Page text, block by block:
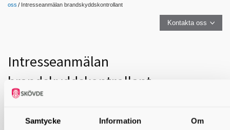
Samtycke Information Om
oss
Intresseanmälan brandskyddskontrollant
Kontakta oss
Intresseanmälan
brandskyddskontrollant
Är du intresserad av att bli brandskyddskontrollant i någon